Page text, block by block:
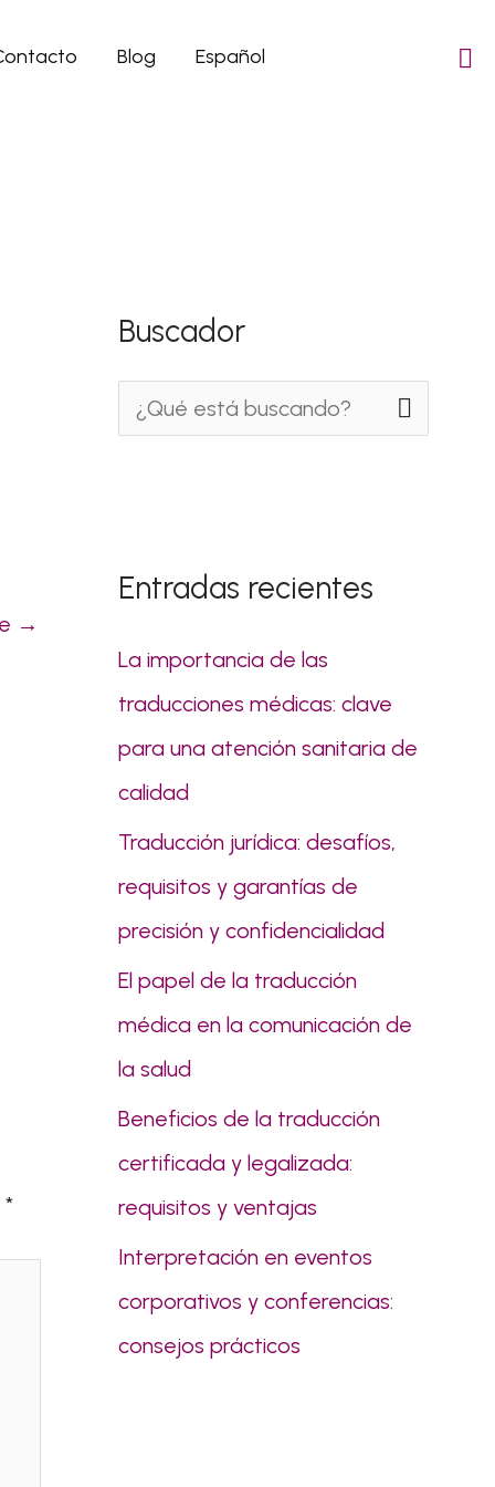
Blog Español
→
*
Buscador
a
r
Entradas recientes
La importancia de las
traducciones médicas: clave
para una atención sanitaria de
calidad
Traducción jurídica: desafíos,
requisitos y garantías de
precisión y confidencialidad
El papel de la traducción
médica en la comunicación de
la salud
Beneficios de la traducción
certificada y legalizada:
requisitos y ventajas
Interpretación en eventos
corporativos y conferencias:
consejos prácticos